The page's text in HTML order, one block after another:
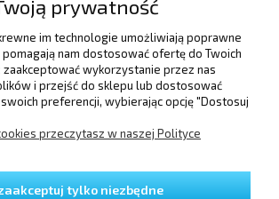
POMOC
DOSTAWA I PŁATNOŚCI
prywatność
im technologie umożliwiają poprawne
pomagają nam dostosować ofertę do Twoich
wykorzystanie przez nas
i przejść do sklepu lub dostosować
preferencji, wybierając opcję "Dostosuj
przeczytasz w naszej Polityce
tylko niezbędne